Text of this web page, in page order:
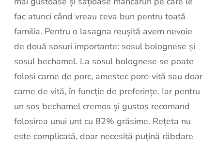
fac atunci când vreau ceva bun pentru toată
familia. Pentru o lasagna reușită avem nevoie
de două sosuri importante: sosul bolognese și
sosul bechamel. La sosul bolognese se poate
folosi carne de porc, amestec porc-vită sau doar
carne de vită, în funcție de preferințe. Iar pentru
un sos bechamel cremos și gustos recomand
folosirea unui unt cu 82% grăsime. Rețeta nu
este complicată, doar necesită puțină răbdare